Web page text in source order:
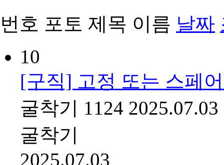
번호 포토 제목 이름 날짜
10
[구직] 고정 또는 스페
굴착기 1124 2025.07.03
굴착기
2025.07.03